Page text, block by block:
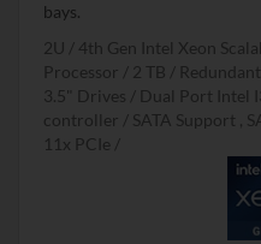
bays.
2U
4th Gen Intel Xeon
Processor
2 TB
3.5" Drives
Dual Port Intel
controller
SATA Support ,
11x PCIe